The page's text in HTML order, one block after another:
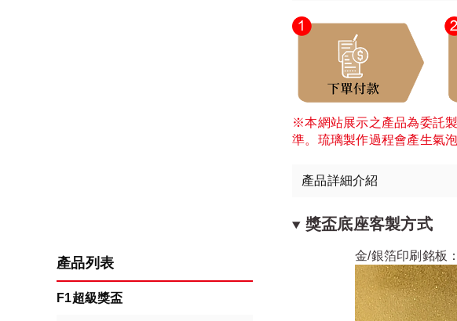
產品列表
F1超級獎盃
※本網站展示之產品為委託
準。琉璃製作過程會產生氣
產品詳細介紹
獎盃底座客製方式
金/銀箔印刷銘板